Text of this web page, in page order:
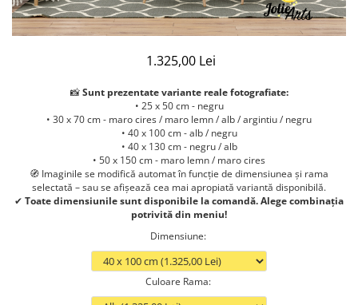
1.325,00 Lei
📸Sunt prezentate variante reale fotografiate:
• 25 x 50 cm - negru
• 30 x 70 cm - maro cires / maro lemn / alb / argintiu / negru
• 40 x 100 cm - alb / negru
• 40 x 130 cm - negru / alb
• 50 x 150 cm - maro lemn / maro cires
🧭 Imaginile se modifică automat în funcție de dimensiunea și rama
selectată – sau se afișează cea mai apropiată variantă disponibilă.
✔ Toate dimensiunile sunt disponibile la comandă. Alege combinația
potrivită din meniu!
Dimensiune:
Culoare Rama: